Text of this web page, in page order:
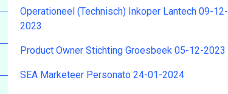
Operationeel (Technisch) Inkoper Lantech 09-12-
2023
Product Owner Stichting Groesbeek 05-12-2023
SEA Marketeer Personato 24-01-2024